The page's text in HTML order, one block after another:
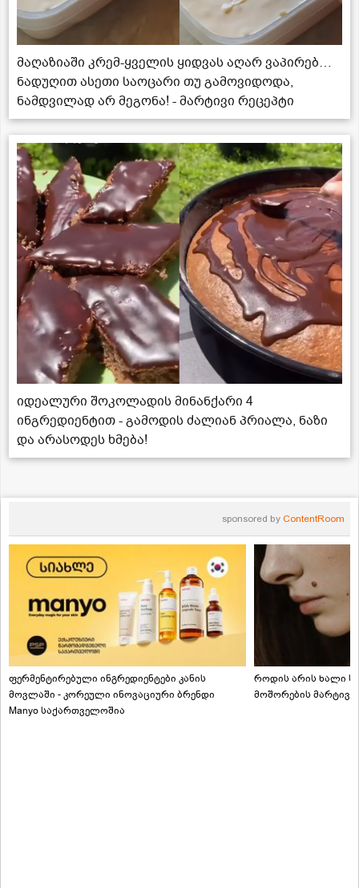
მაღაზიაში კრემ-ყველის ყიდვას აღარ ვაპირებ…
ნადუღით ასეთი საოცარი თუ გამოვიდოდა,
ნამდვილად არ მეგონა! - მარტივი რეცეპტი
იდეალური შოკოლადის მინანქარი 4
ინგრედიენტით - გამოდის ძალიან პრიალა, ნაზი
და არასოდეს ხმება!
sponsored by ContentRoom
ფერმენტირებული ინგრედიენტები კანის
მოვლაში - კორეული ინოვაციური ბრენდი
Manyo საქართველოშია
როდის არის ხალი
მოშორების